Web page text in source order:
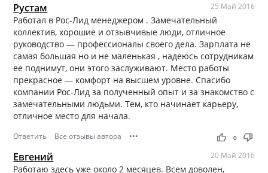
Рустам 25 Май 2016
Работал в Рос-Лид менеджером . Замечательный
коллектив, хорошие и отзывчивые люди, отличное
руководство — профессионалы своего дела. Зарплата не
самая большая но и не маленькая , надеюсь сотрудникам
ее поднимут, они этого заслуживают. Место работы
прекрасное — комфорт на высшем уровне. Спасибо
компании Рос-Лид за полученный опыт и за знакомство с
замечательными людьми. Тем, кто начинает карьеру,
отличное место для начала.
Ответить Все отзывы автора ••• thumb_up thumb_down
0
Евгений 20 Май 2016
Работаю здесь уже около 2 месяцев. Всем доволен,